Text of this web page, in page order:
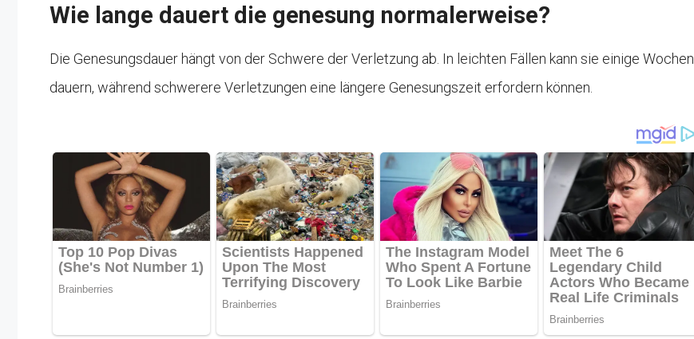
Wie lange dauert die genesung normalerweise?
Die Genesungsdauer hängt von der Schwere der Verletzung ab. In leichten Fällen kann sie einige Wochen
dauern, während schwerere Verletzungen eine längere Genesungszeit erfordern können.